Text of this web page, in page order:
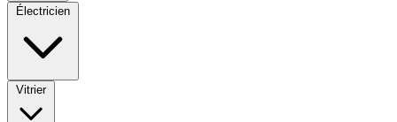
Électricien
Vitrier